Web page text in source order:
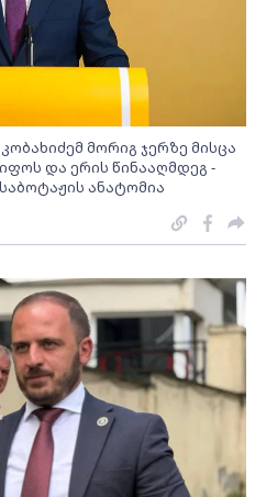
მორიგ ჯერზე მისცა
და ერის წინააღმდეგ -
ანატომია